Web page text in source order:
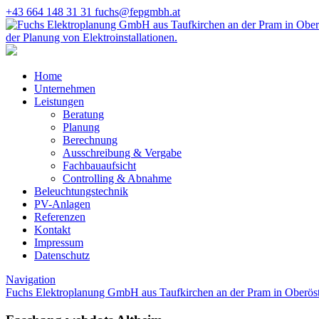
+43 664 148 31 31 fuchs@fepgmbh.at
Home
Unternehmen
Leistungen
Beratung
Planung
Berechnung
Ausschreibung & Vergabe
Fachbauaufsicht
Controlling & Abnahme
Beleuchtungstechnik
PV-Anlagen
Referenzen
Kontakt
Impressum
Datenschutz
Navigation
Fuchs Elektroplanung GmbH aus Taufkirchen an der Pram in